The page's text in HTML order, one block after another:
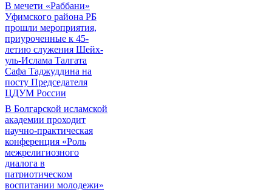
В мечети «Раббани»
Уфимского района РБ
прошли мероприятия,
приуроченные к 45-
летию служения Шейх-
уль-Ислама Талгата
Сафа Таджуддина на
посту Председателя
ЦДУМ России
В Болгарской исламской
академии проходит
научно-практическая
конференция «Роль
межрелигиозного
диалога в
патриотическом
воспитании молодежи»